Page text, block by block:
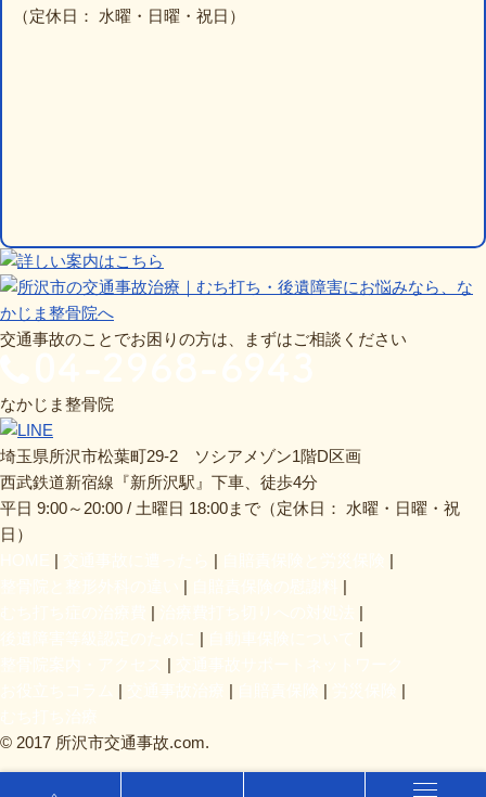
（定休日： 水曜・日曜・祝日）
交通事故のことでお困りの方は、まずはご相談ください
なかじま整骨院
埼玉県所沢市松葉町29-2 ソシアメゾン1階D区画
西武鉄道新宿線『新所沢駅』下車、徒歩4分
平日 9:00～20:00 / 土曜日 18:00まで（定休日： 水曜・日曜・祝
日）
© 2017 所沢市交通事故.com.